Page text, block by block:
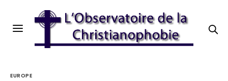
EUROPE